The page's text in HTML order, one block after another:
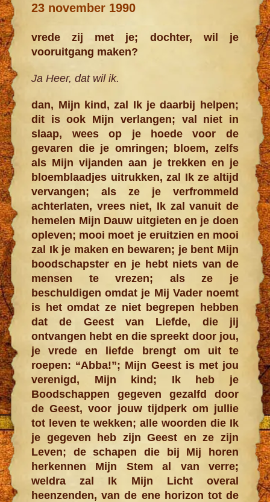
23 november 1990
vrede zij met je; dochter, wil je
vooruitgang maken?
Ja Heer, dat wil ik.
dan, Mijn kind, zal Ik je daarbij helpen;
dit is ook Mijn verlangen; val niet in
slaap, wees op je hoede voor de
gevaren die je omringen; bloem, zelfs
als Mijn vijanden aan je trekken en je
bloemblaadjes uitrukken, zal Ik ze altijd
vervangen; als ze je verfrommeld
achterlaten, vrees niet, Ik zal vanuit de
hemelen Mijn Dauw uitgieten en je doen
opleven; mooi moet je eruitzien en mooi
zal Ik je maken en bewaren; je bent Mijn
boodschapster en je hebt niets van de
mensen te vrezen; als ze je
beschuldigen omdat je Mij Vader noemt
is het omdat ze niet begrepen hebben
dat de Geest van Liefde, die jij
ontvangen hebt en die spreekt door jou,
je vrede en liefde brengt om uit te
roepen: “Abba!”; Mijn Geest is met jou
verenigd, Mijn kind; Ik heb je
Boodschappen gegeven gezalfd door
de Geest, voor jouw tijdperk om jullie
tot leven te wekken; alle woorden die Ik
je gegeven heb zijn Geest en ze zijn
Leven; de schapen die bij Mij horen
herkennen Mijn Stem al van verre;
weldra zal Ik Mijn Licht overal
heenzenden, van de ene horizon tot de